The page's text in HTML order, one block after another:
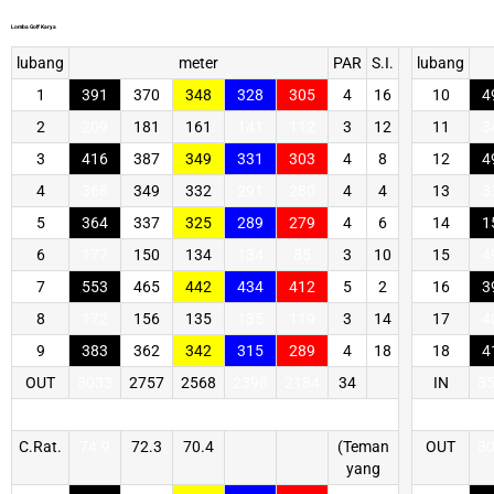
Lomba Golf Karya
lubang meter PAR S.I.
lubang
1
391 370 348 328 305 4 16 10
2
181 161 3 12 11
3
416 387 349 331 303 4 8 12
4
349 332 4 4 13
5
364 337 325 289 279 4 6 14
6
150 134 3 10 15
7
553 465 442 434 412 5 2 16
8
156 135 3 14 17
9
383 362 342 315 289 4 18 18
OUT
2757 2568 34 IN
C.Rat. 72.3 70.4
(Teman
yang
OUT